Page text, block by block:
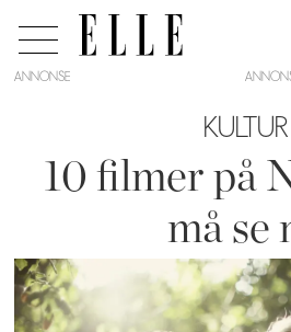
ANNONSE
KULTUR
10 filmer på
må se